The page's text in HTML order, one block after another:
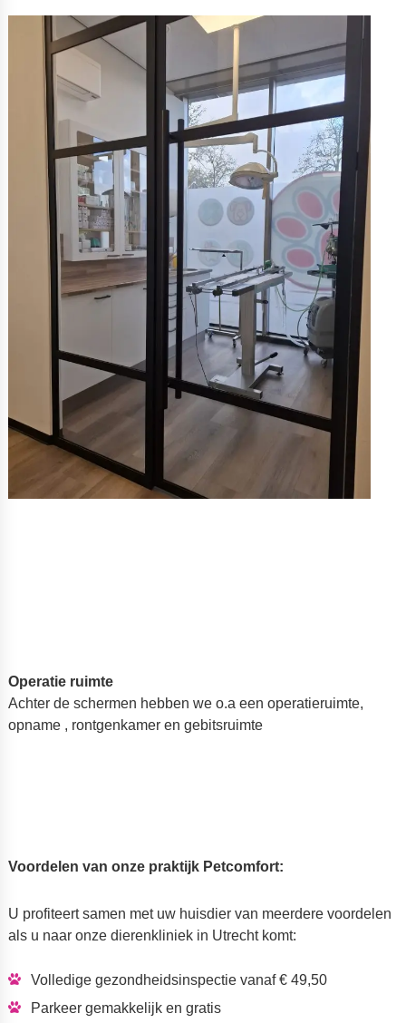
Operatie ruimte
Achter de schermen hebben we o.a een operatieruimte,
opname , rontgenkamer en gebitsruimte
Voordelen van onze praktijk Petcomfort:
U profiteert samen met uw huisdier van meerdere voordelen
als u naar onze dierenkliniek in Utrecht komt:
Volledige gezondheidsinspectie vanaf € 49,50
Parkeer gemakkelijk en gratis